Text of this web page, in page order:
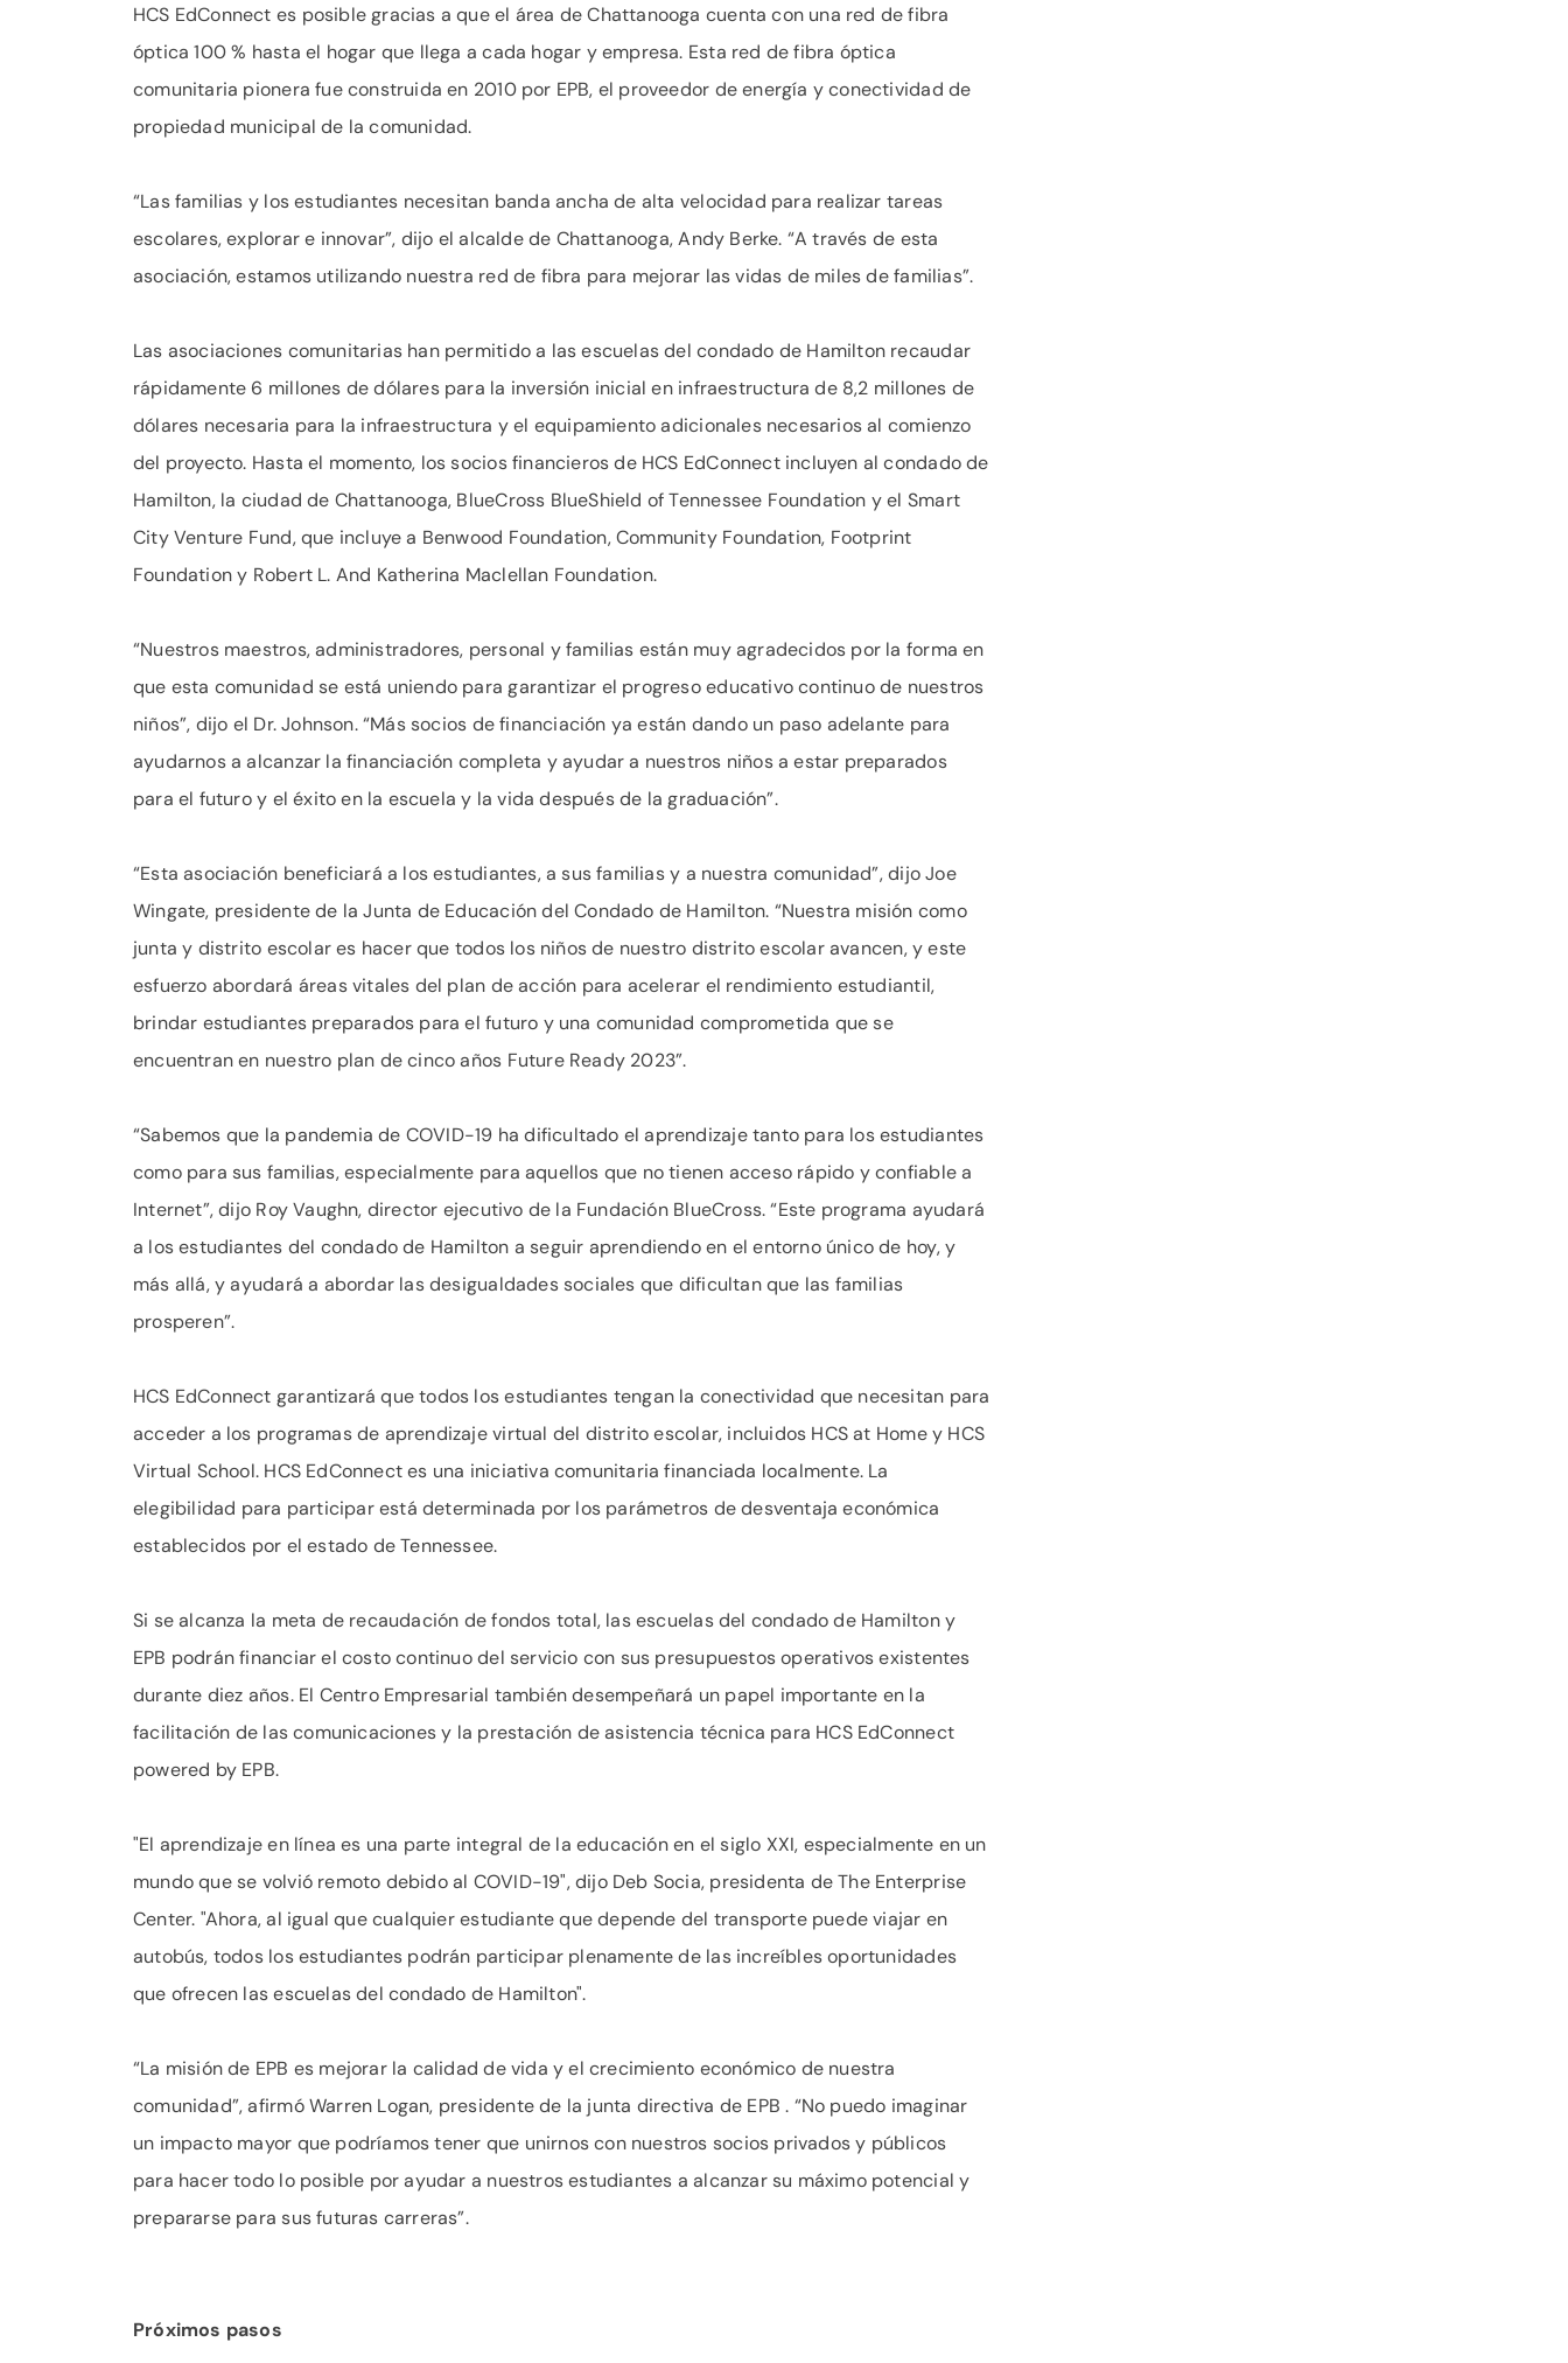
HCS EdConnect es posible gracias a que el área de Chattanooga cuenta con una red de fibra
óptica 100 % hasta el hogar que llega a cada hogar y empresa. Esta red de fibra óptica
comunitaria pionera fue construida en 2010 por EPB, el proveedor de energía y conectividad de
propiedad municipal de la comunidad.
“Las familias y los estudiantes necesitan banda ancha de alta velocidad para realizar tareas
escolares, explorar e innovar”, dijo el alcalde de Chattanooga, Andy Berke. “A través de esta
asociación, estamos utilizando nuestra red de fibra para mejorar las vidas de miles de familias”.
Las asociaciones comunitarias han permitido a las escuelas del condado de Hamilton recaudar
rápidamente 6 millones de dólares para la inversión inicial en infraestructura de 8,2 millones de
dólares necesaria para la infraestructura y el equipamiento adicionales necesarios al comienzo
del proyecto. Hasta el momento, los socios financieros de HCS EdConnect incluyen al condado de
Hamilton, la ciudad de Chattanooga, BlueCross BlueShield of Tennessee Foundation y el Smart
City Venture Fund, que incluye a Benwood Foundation, Community Foundation, Footprint
Foundation y Robert L. And Katherina Maclellan Foundation.
“Nuestros maestros, administradores, personal y familias están muy agradecidos por la forma en
que esta comunidad se está uniendo para garantizar el progreso educativo continuo de nuestros
niños”, dijo el Dr. Johnson. “Más socios de financiación ya están dando un paso adelante para
ayudarnos a alcanzar la financiación completa y ayudar a nuestros niños a estar preparados
para el futuro y el éxito en la escuela y la vida después de la graduación”.
“Esta asociación beneficiará a los estudiantes, a sus familias y a nuestra comunidad”, dijo Joe
Wingate, presidente de la Junta de Educación del Condado de Hamilton. “Nuestra misión como
junta y distrito escolar es hacer que todos los niños de nuestro distrito escolar avancen, y este
esfuerzo abordará áreas vitales del plan de acción para acelerar el rendimiento estudiantil,
brindar estudiantes preparados para el futuro y una comunidad comprometida que se
encuentran en nuestro plan de cinco años Future Ready 2023”.
“Sabemos que la pandemia de COVID-19 ha dificultado el aprendizaje tanto para los estudiantes
como para sus familias, especialmente para aquellos que no tienen acceso rápido y confiable a
Internet”, dijo Roy Vaughn, director ejecutivo de la Fundación BlueCross. “Este programa ayudará
a los estudiantes del condado de Hamilton a seguir aprendiendo en el entorno único de hoy, y
más allá, y ayudará a abordar las desigualdades sociales que dificultan que las familias
prosperen”.
HCS EdConnect garantizará que todos los estudiantes tengan la conectividad que necesitan para
acceder a los programas de aprendizaje virtual del distrito escolar, incluidos HCS at Home y HCS
Virtual School. HCS EdConnect es una iniciativa comunitaria financiada localmente. La
elegibilidad para participar está determinada por los parámetros de desventaja económica
establecidos por el estado de Tennessee.
Si se alcanza la meta de recaudación de fondos total, las escuelas del condado de Hamilton y
EPB podrán financiar el costo continuo del servicio con sus presupuestos operativos existentes
durante diez años. El Centro Empresarial también desempeñará un papel importante en la
facilitación de las comunicaciones y la prestación de asistencia técnica para HCS EdConnect
powered by EPB.
"El aprendizaje en línea es una parte integral de la educación en el siglo XXI, especialmente en un
mundo que se volvió remoto debido al COVID-19", dijo Deb Socia, presidenta de The Enterprise
Center. "Ahora, al igual que cualquier estudiante que depende del transporte puede viajar en
autobús, todos los estudiantes podrán participar plenamente de las increíbles oportunidades
que ofrecen las escuelas del condado de Hamilton".
“La misión de EPB es mejorar la calidad de vida y el crecimiento económico de nuestra
comunidad”, afirmó Warren Logan, presidente de la junta directiva de EPB . “No puedo imaginar
un impacto mayor que podríamos tener que unirnos con nuestros socios privados y públicos
para hacer todo lo posible por ayudar a nuestros estudiantes a alcanzar su máximo potencial y
prepararse para sus futuras carreras”.
Próximos pasos